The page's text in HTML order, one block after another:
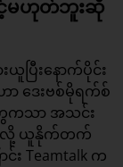
မဟုတ်ဘူးဆို
ပြီးနောက်ပိုင်း
ဒေးဗစ်မိုရက်စ်
ကသာ အသင်း
ာလို့ ယူနိုက်တက်
း Teamtalk က